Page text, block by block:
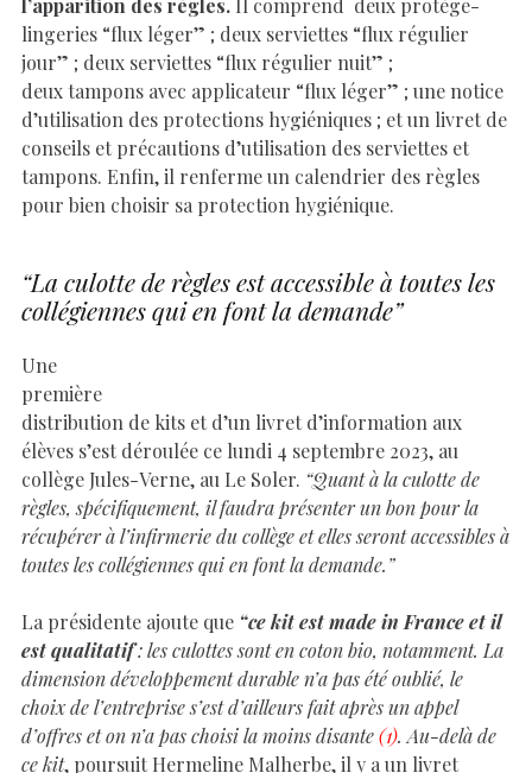
lingeries “flux léger” ; deux serviettes “flux régulier
jour” ; deux serviettes “flux régulier nuit” ;
deux tampons avec applicateur “flux léger” ; une notice
d’utilisation des protections hygiéniques ; et un livret de
conseils et précautions d’utilisation des serviettes et
tampons. Enfin, il renferme un calendrier des règles
pour bien choisir sa protection hygiénique.
“La culotte de règles est accessible à toutes les
collégiennes qui en font la demande”
Une
première
distribution de kits et d’un livret d’information aux
élèves s’est déroulée ce lundi 4 septembre 2023, au
collège Jules-Verne, au Le Soler. “Quant à la culotte de
règles, spécifiquement, il faudra présenter un bon pour la
récupérer à l’infirmerie du collège et elles seront accessibles à
toutes les collégiennes qui en font la demande.”
La présidente ajoute que “ce kit est made in France et il
est qualitatif: les culottes sont en coton bio, notamment. La
dimension développement durable n’a pas été oublié, le
choix de l’entreprise s’est d’ailleurs fait après un appel
d’offres et on n’a pas choisi la moins disante(1). Au-delà de
ce kit, poursuit Hermeline Malherbe, il y a un livret